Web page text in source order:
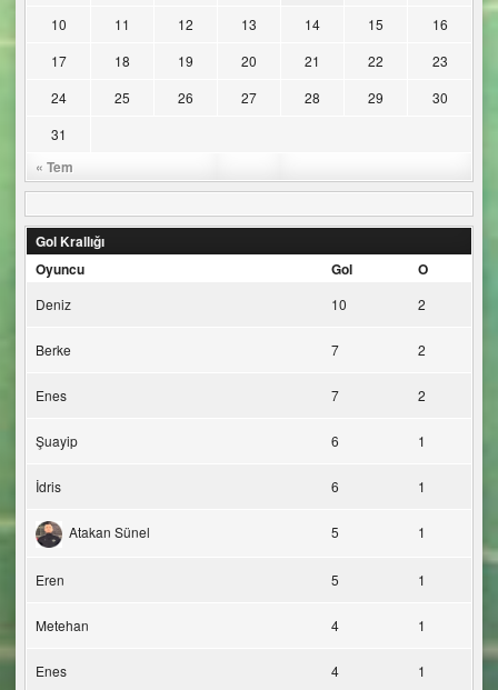
« Tem
10
11 12 13 14 15
16
17
18 19 20 21 22
23
24
25 26 27 28 29
30
31
Gol Krallığı
Oyuncu
Gol O
Deniz 10 2
Berke 7 2
Enes 7 2
Şuayip 6 1
İdris 6 1
Atakan Sünel 5 1
Eren 5 1
Metehan 4 1
Enes 4 1